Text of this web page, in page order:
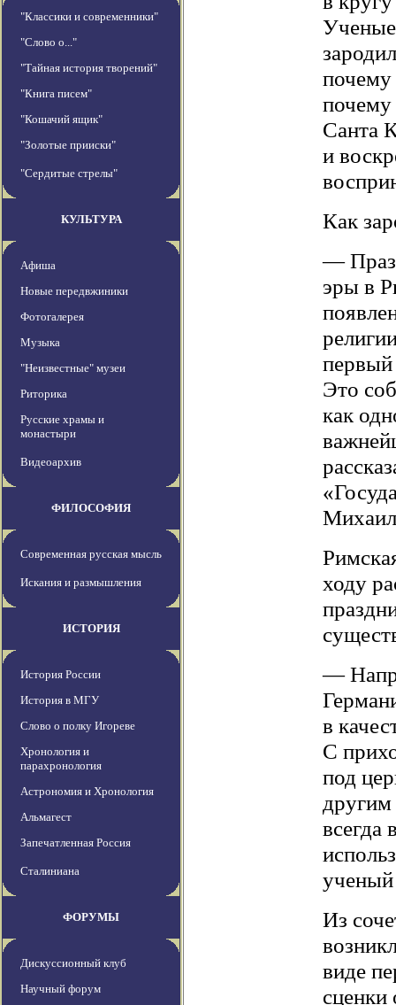
"Классики и современники"
"Слово о..."
"Тайная история творений"
"Книга писем"
"Кошачий ящик"
"Золотые прииски"
"Сердитые стрелы"
КУЛЬТУРА
Афиша
Новые передвжиники
Фотогалерея
Музыка
"Неизвестные" музеи
Риторика
Русские храмы и
монастыри
Видеоархив
ФИЛОСОФИЯ
Современная русская мысль
Искания и размышления
ИСТОРИЯ
История России
История в МГУ
Слово о полку Игореве
Хронология и
парахронология
Астрономия и Хронология
Альмагест
Запечатленная Россия
Сталиниана
ФОРУМЫ
Дискуссионный клуб
Научный форум
Ученые
почему
почему
Санта
и
Как
—
эры в
первый
Это
как
ходу
—
в
С
под
всегда
Из
виде